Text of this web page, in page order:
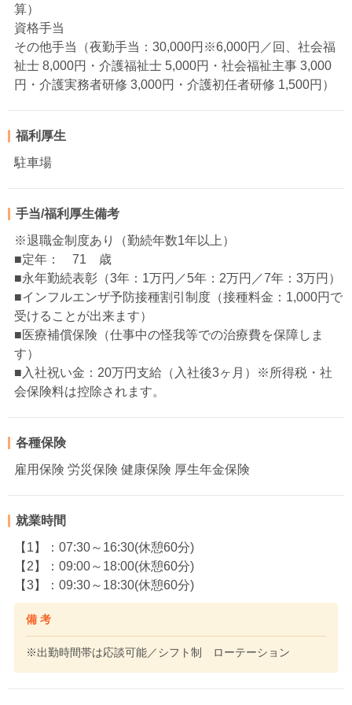
算）
資格手当
その他手当（夜勤手当：30,000円※6,000円／回、社会福
祉士 8,000円・介護福祉士 5,000円・社会福祉主事 3,000
円・介護実務者研修 3,000円・介護初任者研修 1,500円）
福利厚生
駐車場
手当/福利厚生備考
※退職金制度あり（勤続年数1年以上）
■定年： 71 歳
■永年勤続表彰（3年：1万円／5年：2万円／7年：3万円）
■インフルエンザ予防接種割引制度（接種料金：1,000円で
受けることが出来ます）
■医療補償保険（仕事中の怪我等での治療費を保障しま
す）
■入社祝い金：20万円支給（入社後3ヶ月）※所得税・社
会保険料は控除されます。
各種保険
雇用保険 労災保険 健康保険 厚生年金保険
就業時間
【1】：07:30～16:30(休憩60分)
【2】：09:00～18:00(休憩60分)
【3】：09:30～18:30(休憩60分)
備 考
※出勤時間帯は応談可能／シフト制 ローテーション